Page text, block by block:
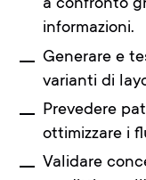
informazioni.
Generare e
varianti di
Prevedere
ottimizzare i
Validare